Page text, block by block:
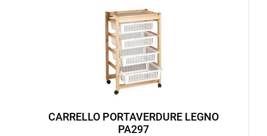
CARRELLO PORTAVERDURE LEGNO
PA297